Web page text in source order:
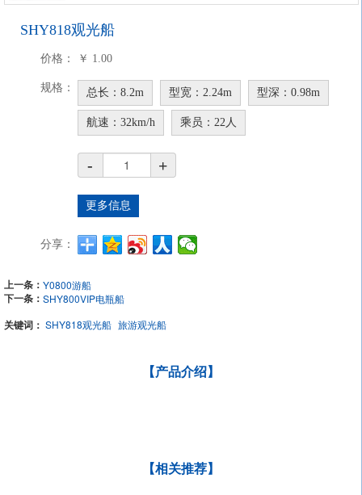
SHY818观光船
价格： ￥ 1.00
规格： 总长：8.2m 型宽：2.24m 型深：0.98m
航速：32km/h 乘员：22人
- +
更多信息
分享：
上一条： Y0800游船
下一条： SHY800VIP电瓶船
关键词： SHY818观光船 旅游观光船
【产品介绍】
【相关推荐】